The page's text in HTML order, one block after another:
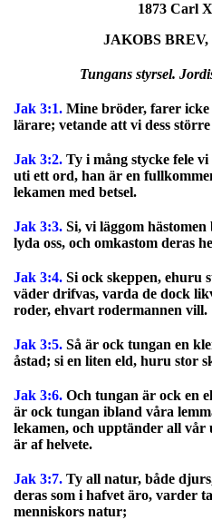
1873 Carl
JAKOBS
Tungans styrsel.
Jak 3:1. Mine bröder, farer
lärare; vetande att vi dess
Jak 3:2. Ty i mång stycke fele
uti ett ord, han är en
lekamen med betsel.
Jak 3:3. Si, vi läggom
lyda oss, och omkastom deras
Jak 3:4. Si ock skeppen, ehuru
väder drifvas, varda de dock
roder, ehvart rodermannen vill.
Jak 3:5. Så är ock tungan en
åstad; si en liten eld, huru stor
Jak 3:6. Och tungan är ock en
är ock tungan ibland våra
lekamen, och upptänder all vår
är af helvete.
Jak 3:7. Ty all natur, både
deras som i hafvet äro, varder
menniskors natur;